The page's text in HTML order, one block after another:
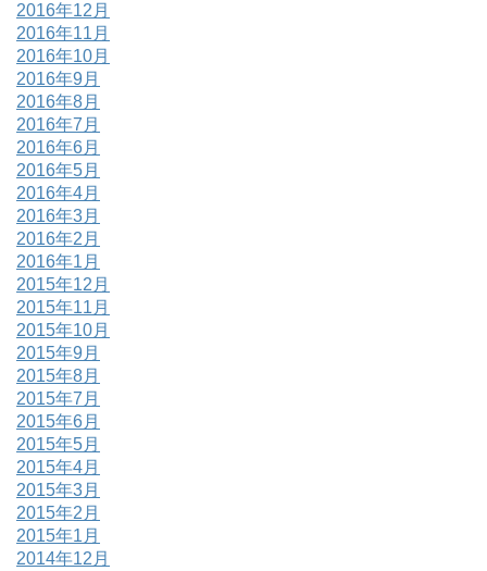
2016年12月
2016年11月
2016年10月
2016年9月
2016年8月
2016年7月
2016年6月
2016年5月
2016年4月
2016年3月
2016年2月
2016年1月
2015年12月
2015年11月
2015年10月
2015年9月
2015年8月
2015年7月
2015年6月
2015年5月
2015年4月
2015年3月
2015年2月
2015年1月
2014年12月